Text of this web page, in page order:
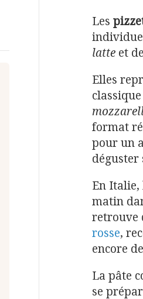
Les
latte et
Elles
format
pour un
déguster
En Italie,
matin
retrouve
rosse,
encore
La pâte
se